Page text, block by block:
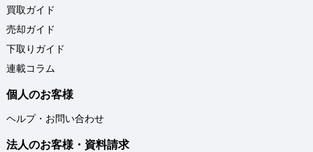
買取ガイド
売却ガイド
下取りガイド
連載コラム
個人のお客様
ヘルプ・お問い合わせ
法人のお客様・資料請求